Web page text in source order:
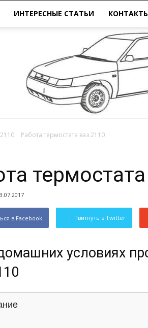
ИНТЕРЕСНЫЕ СТАТЬИ
Работа термостата ваз 2110
в Facebook Твитнуть в Twitter
условиях